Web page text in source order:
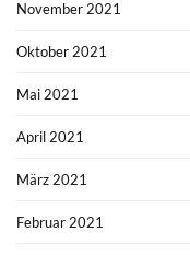
November 2021
Oktober 2021
Mai 2021
April 2021
März 2021
Februar 2021